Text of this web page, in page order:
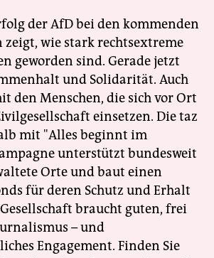
der AfD bei den kommenden
zeigt, wie stark rechtsextreme
geworden sind. Gerade jetzt
und Solidarität. Auch
den Menschen, die sich vor Ort
einsetzen. Die taz
mit "Alles beginnt im
unterstützt bundesweit
Orte und baut einen
für deren Schutz und Erhalt
braucht guten, frei
– und
Engagement. Finden Sie